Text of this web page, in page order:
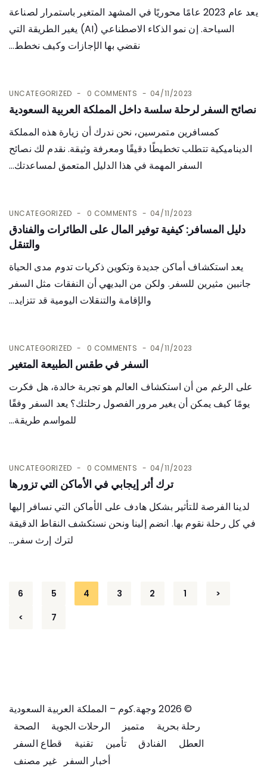
يعد عام 2023 عامًا محوريًا في المشهد المتغير باستمرار لصناعة
السياحة. إن نمو الذكاء الاصطناعي (AI) يغير الطريقة التي
نقضي بها الإجازات وكيف نخطط...
04/11/2023
UNCATEGORIZED 0 COMMENTS
نصائح السفر لرحلة سلسة داخل المملكة العربية السعودية
كمسافرين متمرسين، نحن ندرك أن زيارة هذه المملكة
الديناميكية تتطلب تخطيطًا دقيقًا ومعرفة وثيقة. نقدم لك نصائح
السفر المهمة في هذا الدليل المتعمق لمساعدتك...
04/11/2023
UNCATEGORIZED 0 COMMENTS
دليل المسافر: كيفية توفير المال على الطائرات والفنادق
والتنقل
يعد استكشاف أماكن جديدة وتكوين ذكريات تدوم مدى الحياة
جانبين مثيرين للسفر. ولكن من البديهي أن النفقات مثل السفر
والإقامة والتنقلات اليومية قد تتزايد...
04/11/2023
UNCATEGORIZED 0 COMMENTS
السفر في طقس الطبيعة المتغير
على الرغم من أن استكشاف العالم هو تجربة خالدة، هل فكرت
يومًا كيف يمكن أن يغير مرور الفصول رحلتك؟ يعد السفر وفقًا
للمواسم طريقة...
04/11/2023
UNCATEGORIZED 0 COMMENTS
ترك أثر إيجابي في الأماكن التي تزورها
لدينا الفرصة للتأثير بشكل هادف على الأماكن التي نسافر إليها
في كل رحلة نقوم بها. انضم إلينا ونحن نستكشف النقاط الدقيقة
لترك إرث سفر...
Posts
<
1
2
3
4
5
6
7
>
© 2026 وجهة.كوم – المملكة العربية السعودية
رحلة بحرية
متميز الرحلات الجوية
الصحة
العطل
الفنادق تأمين تقنية
قطاع السفر
أخبار السفر
غير مصنف